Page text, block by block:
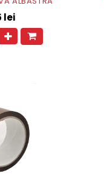
lei